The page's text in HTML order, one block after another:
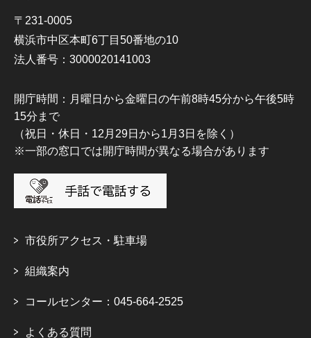
〒231-0005
横浜市中区本町6丁目50番地の10
法人番号：3000020141003
開庁時間：月曜日から金曜日の午前8時45分から午後5時
15分まで
（祝日・休日・12月29日から1月3日を除く）
※一部の窓口では開庁時間が異なる場合があります
市役所アクセス・駐車場
組織案内
コールセンター：045-664-2525
よくある質問